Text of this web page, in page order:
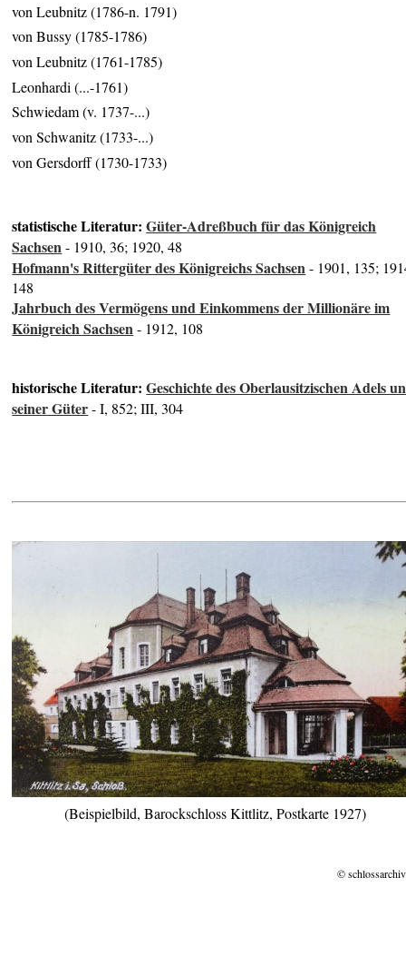
von Leubnitz (1786-n. 1791)
von Bussy (1785-1786)
von Leubnitz (1761-1785)
Leonhardi (...-1761)
Schwiedam (v. 1737-...)
von Schwanitz (1733-...)
von Gersdorff (1730-1733)
statistische Literatur:Güter-Adreßbuch für das Königreich
Sachsen- 1910, 36; 1920, 48
Hofmann's Rittergüter des Königreichs Sachsen- 1901, 135;
148
Jahrbuch des Vermögens und Einkommens der Millionäre im
Königreich Sachsen- 1912, 108
historische Literatur:Geschichte des Oberlausitzischen Adels
seiner Güter- I, 852; III, 304
(Beispielbild, Barockschloss Kittlitz, Postkarte 1927)
©